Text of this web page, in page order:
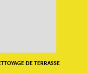
DE TERRASSE